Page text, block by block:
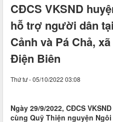
CĐCS VKSND
hỗ trợ người dân
Cảnh và Pá Chả,
Điện Biên
Thứ tư - 05/10/2022 03:08
Ngày 29/9/2022, CĐCS
cùng Quỹ Thiện nguyện